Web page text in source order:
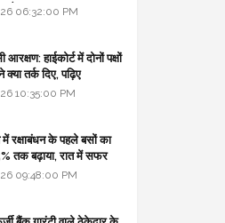
बैक टू...
06:32:00 PM
हाईकोर्ट में दोनों पक्षों
तर्क दिए, पढ़िए
10:35:00 PM
रक्षाबंधन के पहले बसों का
तक बढ़ाया, रात में सफर
एक्स्ट्रा
09:48:00 PM